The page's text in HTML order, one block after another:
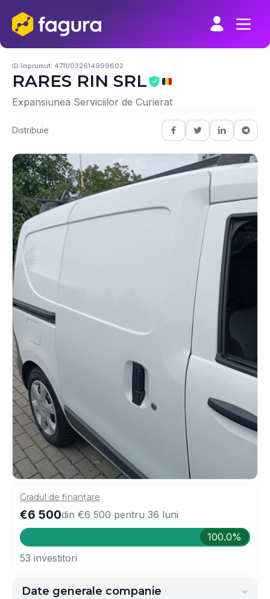
content
ID împrumut: 4711/032614999602
RARES RIN SRL
Expansiunea Serviciilor de Curierat
Distribuie
Date generale companie
Gradul de finanțare
€6 500din €6 500 pentru 36 luni
100.0%
53 investitori